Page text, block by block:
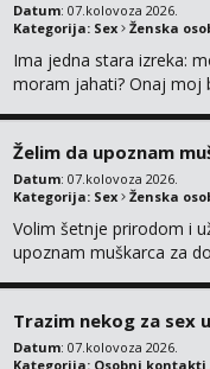
Datum: 07.kolovoza 2026.
Kategorija: Sex Ženska
Ima jedna stara izreka:
moram jahati? Onaj moj
Želim da upoznam
Datum: 07.kolovoza 2026.
Kategorija: Sex Ženska
Volim šetnje prirodom i
upoznam muškarca za
Trazim nekog za sex
Datum: 07.kolovoza 2026.
Kategorija: Osobni kontakti